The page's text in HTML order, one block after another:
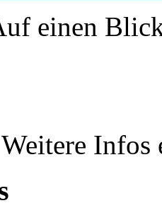
einen
Weitere Infos